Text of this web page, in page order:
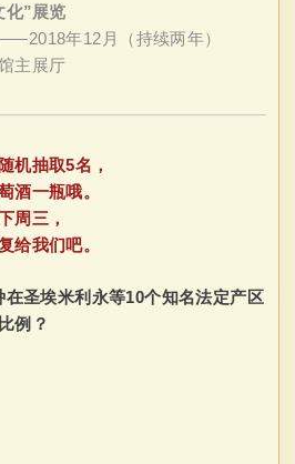
化”展览
年12月（持续两年）
主展厅
机抽取5名，
酒一瓶哦。
周三，
给我们吧。
在圣埃米利永等10个知名法定产区
例？